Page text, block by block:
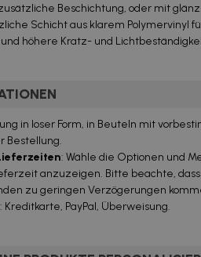
Beschichtung, oder mit
Schicht aus klarem Polymervinyl
höhere Kratz- und
in loser Form, in Beuteln mit
Bestellung.
: Wähle die Optionen und
anzuzeigen. Bitte beachte, dass
zu geringen Verzögerungen
: Kreditkarte, PayPal, Überweisung.